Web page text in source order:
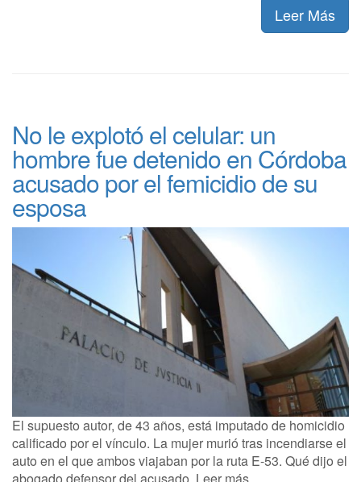
Leer Más
No le explotó el celular: un
hombre fue detenido en Córdoba
acusado por el femicidio de su
esposa
El supuesto autor, de 43 años, está imputado de homicidio
calificado por el vínculo. La mujer murió tras incendiarse el
auto en el que ambos viajaban por la ruta E-53. Qué dijo el